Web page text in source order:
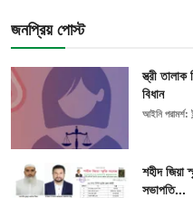
জনপ্রিয় পোস্ট
স্ত্রী
বিধান
আইনি পরামর্শ:
শহীদ জিয়া
সভাপতি...